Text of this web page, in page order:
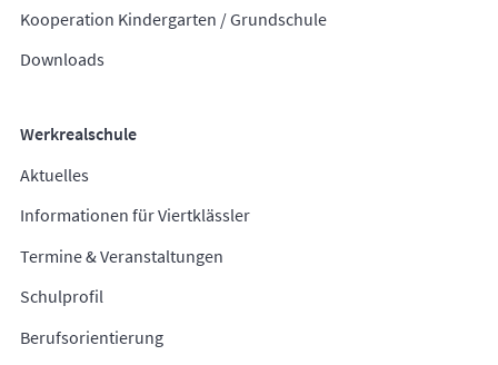
Kooperation Kindergarten / Grundschule
Downloads
Werkrealschule
Aktuelles
Informationen für Viertklässler
Termine & Veranstaltungen
Schulprofil
Berufsorientierung